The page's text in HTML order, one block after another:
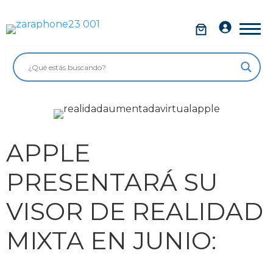
contenido
APPLE
PRESENTARÁ SU
VISOR DE REALIDAD
MIXTA EN JUNIO:
Móviles
Impolutos
Tablets
Ordenadores
Audio
Accesorios